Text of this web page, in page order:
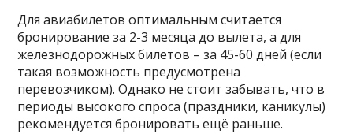
Для авиабилетов оптимальным считается
бронирование за 2-3 месяца до вылета, а для
железнодорожных билетов – за 45-60 дней (если
такая возможность предусмотрена
перевозчиком). Однако не стоит забывать, что в
периоды высокого спроса (праздники, каникулы)
рекомендуется бронировать ещё раньше.